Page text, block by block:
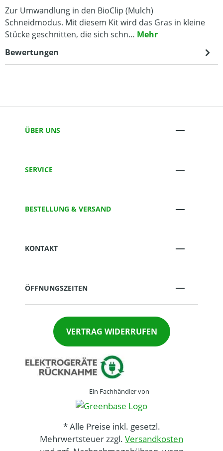
Zur Umwandlung in den BioClip (Mulch)
Schneidmodus. Mit diesem Kit wird das Gras in kleine
Stücke geschnitten, die sich schn… Mehr
Bewertungen
ÜBER UNS
SERVICE
BESTELLUNG & VERSAND
KONTAKT
ÖFFNUNGSZEITEN
VERTRAG WIDERRUFEN
Ein Fachhändler von
* Alle Preise inkl. gesetzl.
Mehrwertsteuer zzgl. Versandkosten